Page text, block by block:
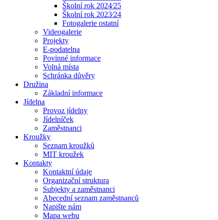
Školní rok 2024⁄25
Školní rok 2023⁄24
Fotogalerie ostatní
Videogalerie
Projekty
E-podatelna
Povinné informace
Volná místa
Schránka důvěry
Družina
Základní informace
Jídelna
Provoz jídelny
Jídelníček
Zaměstnanci
Kroužky
Seznam kroužků
MIT kroužek
Kontakty
Kontaktní údaje
Organizační struktura
Subjekty a zaměstnanci
Abecední seznam zaměstnanců
Napište nám
Mapa webu